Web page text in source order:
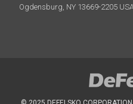
Ogdensburg, NY 13669-2205